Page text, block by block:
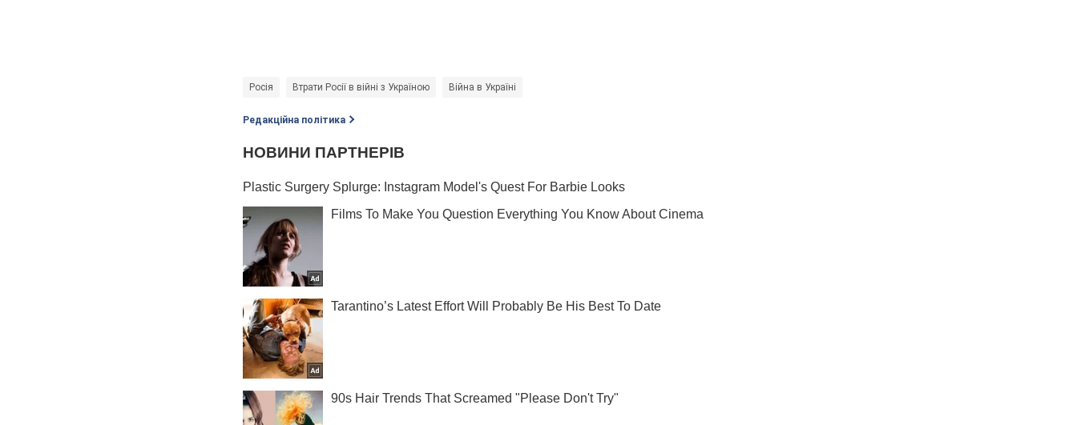
Росія Втрати Росії в війні з Україною Війна в Україні
Редакційна політика